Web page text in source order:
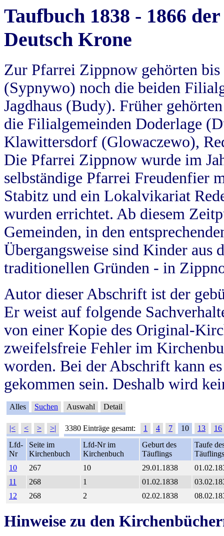
Taufbuch 1838 - 1866
Deutsch Krone
Zur Pfarrei Zippnow gehörten
(Sypnywo) noch die beiden
Jagdhaus (Budy). Früher
die Filialgemeinden Doderlage
Klawittersdorf (Glowaczewo),
Die Pfarrei Zippnow wurde im
selbständige Pfarrei Freudenfier
Stabitz und ein Lokalvikariat
wurden errichtet. Ab diesem
Gemeinden, in den
Übergangsweise sind Kinder aus
traditionellen Gründen - in
Autor dieser Abschrift ist der
Er weist auf folgende
von einer Kopie des Original-
zweifelsfreie Fehler im
worden. Bei der Abschrift kann
gekommen sein. Deshalb wird
Alles Suchen Auswahl Detail
|< < > >| 3380 Einträge gesamt: 1 4 7 10 13
16
Lfd-
Nr
Seite im
Kirchenbuch
Lfd-Nr im
Kirchenbuch
Geburt des
Täuflings
Taufe
Täuflings
10
267 10 29.01.1838
11
268 1 01.02.1838
12
268 2 02.02.1838
Hinweise zu den